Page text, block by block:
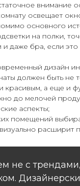
внимание
освещает
основного
на полки,
и даже бра, если
дизайн
должен быть не
красивым, а еще и
до мелочей
аспекты;
помещений
расширит
не с